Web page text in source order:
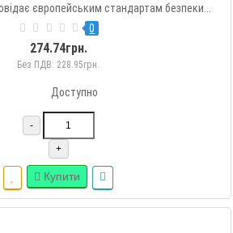
європейським стандартам безпеки...
0
274.74грн.
Без ПДВ: 228.95грн.
Доступно
-
+
Купити